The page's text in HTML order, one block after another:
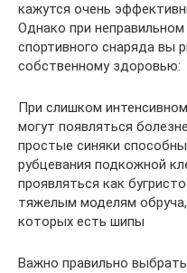
кажутся очень
Однако при
спортивного снаряда вы
собственному здоровью:
При слишком
могут появляться
простые синяки
рубцевания подкожной
проявляться как
тяжелым моделям
которых есть шипы
Важно правильно выбрать